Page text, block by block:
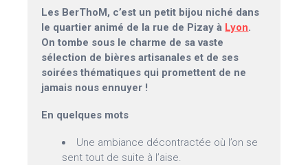
Les BerThoM, c’est un petit bijou niché dans
le quartier animé de la rue de Pizay à Lyon.
On tombe sous le charme de sa vaste
sélection de bières artisanales et de ses
soirées thématiques qui promettent de ne
jamais nous ennuyer !
En quelques mots
Une ambiance décontractée où l’on se
sent tout de suite à l’aise.